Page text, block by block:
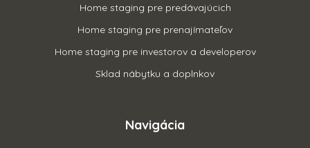
Home staging pre predávajúcich
Home staging pre prenajímateľov
Home staging pre investorov a developerov
Sklad nábytku a doplnkov
Navigácia